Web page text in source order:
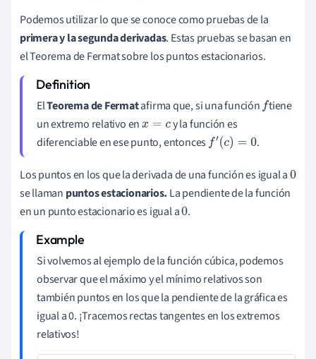
Podemos utilizar lo que se conoce como pruebas de la
primera y la segunda derivadas. Estas pruebas se basan en
el Teorema de Fermat sobre los puntos estacionarios.
ElTeorema de Fermatafirma que, si una funciónf tiene
un extremo relativo enx= c
y la función es
diferenciable en ese punto, entoncesf′(c)=0 .
Los puntos en los que la derivada de una función es igual a0
se llaman puntos estacionarios.La pendiente de la función
en un punto estacionario es igual a0.
Si volvemos al ejemplo de la función cúbica, podemos
observar que el máximo y el mínimo relativos son
también puntos en los que la pendiente de la gráfica es
igual a 0. ¡Tracemos rectas tangentes en los extremos
relativos!